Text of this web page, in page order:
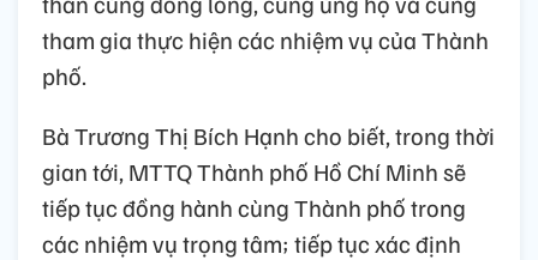
tham gia thực hiện các nhiệm vụ của Thành
phố.
Bà Trương Thị Bích Hạnh cho biết, trong thời
gian tới, MTTQ Thành phố Hồ Chí Minh sẽ
tiếp tục đồng hành cùng Thành phố trong
các nhiệm vụ trọng tâm; tiếp tục xác định